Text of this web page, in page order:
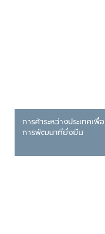
การค้าระหว่างประเทศเ
การพัฒนาที่ยั่งยืน